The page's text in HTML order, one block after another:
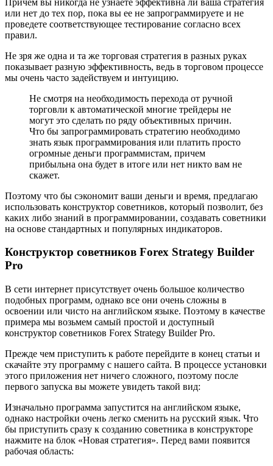
или нет до тех пор, пока вы ее не запрограммируете и не
проведете соответствующее тестирование согласно всех
правил.
Не зря же одна и та же торговая стратегия в разных руках
показывает разную эффективность, ведь в торговом процессе
мы очень часто задействуем и интуицию.
Не смотря на необходимость перехода от ручной
торговли к автоматической многие трейдеры не
могут это сделать по ряду объективных причин.
Что бы запрограммировать стратегию необходимо
знать язык программирования или платить просто
огромные деньги программистам, причем
прибыльна она будет в итоге или нет никто вам не
скажет.
Поэтому что бы сэкономит ваши деньги и время, предлагаю
использовать конструктор советников, который позволит, без
каких либо знаний в программировании, создавать советники
на основе стандартных и популярных индикаторов.
Конструктор советников Forex Strategy Builder
Pro
В сети интернет присутствует очень большое количество
подобных программ, однако все они очень сложны в
освоении или чисто на английском языке. Поэтому в качестве
примера мы возьмем самый простой и доступный
конструктор советников Forex Strategy Builder Pro.
Прежде чем приступить к работе перейдите в конец статьи и
скачайте эту программу с нашего сайта. В процессе установки
этого приложения нет ничего сложного, поэтому после
первого запуска вы можете увидеть такой вид:
Изначально программа запустится на английском языке,
однако настройки очень легко сменить на русский язык. Что
бы приступить сразу к созданию советника в конструкторе
нажмите на блок «Новая стратегия». Перед вами появится
рабочая область: